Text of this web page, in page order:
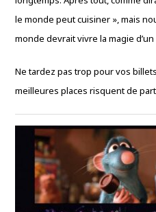
le monde peut cuisiner », mais
monde devrait vivre la magie
Ne tardez pas trop pour vos
meilleures places risquent de